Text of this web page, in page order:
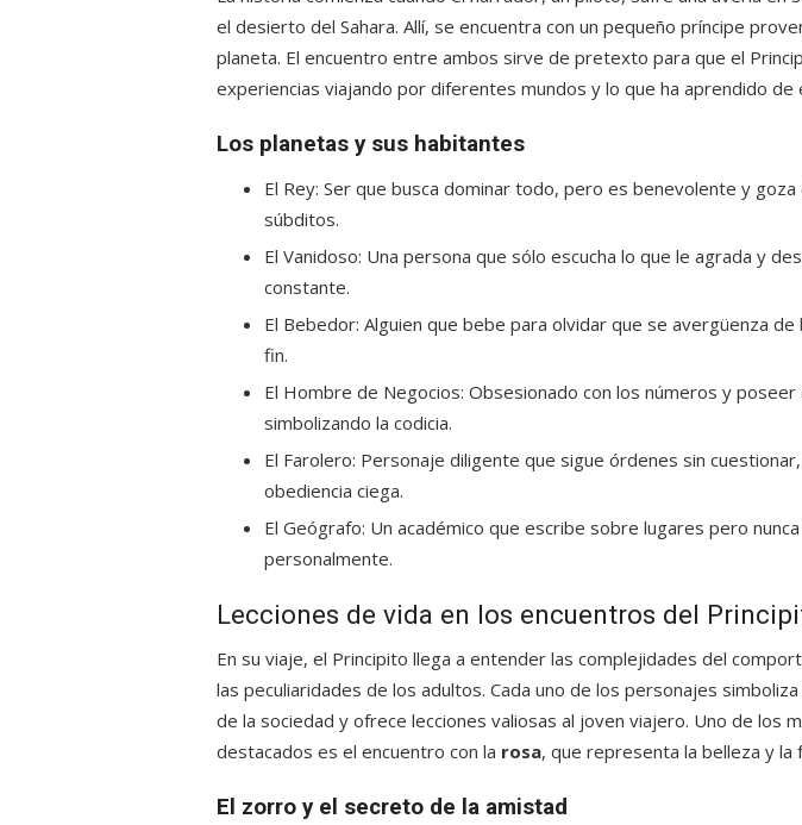
el desierto del Sahara. Allí, se encuentra con un pequeño príncipe
planeta. El encuentro entre ambos sirve de pretexto para que el
experiencias viajando por diferentes mundos y lo que ha aprendido de
Los planetas y sus habitantes
El Rey: Ser que busca dominar todo, pero es benevolente y
súbditos.
El Vanidoso: Una persona que sólo escucha lo que le agrada y
constante.
El Bebedor: Alguien que bebe para olvidar que se avergüenza de
fin.
El Hombre de Negocios: Obsesionado con los números y
simbolizando la codicia.
El Farolero: Personaje diligente que sigue órdenes sin
obediencia ciega.
El Geógrafo: Un académico que escribe sobre lugares pero
personalmente.
Lecciones de vida en los encuentros del
En su viaje, el Principito llega a entender las complejidades del
las peculiaridades de los adultos. Cada uno de los personajes
de la sociedad y ofrece lecciones valiosas al joven viajero. Uno de los
destacados es el encuentro con la rosa, que representa la belleza y la
El zorro y el secreto de la amistad